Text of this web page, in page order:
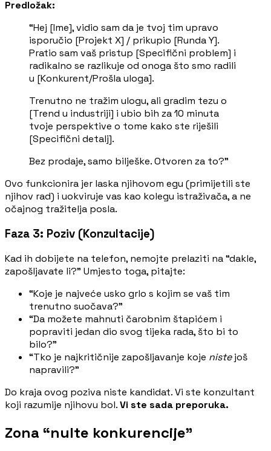
Predložak:
“Hej [Ime], vidio sam da je tvoj tim upravo
isporučio [Projekt X] / prikupio [Runda Y].
Pratio sam vaš pristup [Specifični problem] i
radikalno se razlikuje od onoga što smo radili
u [Konkurent/Prošla uloga].
Trenutno ne tražim ulogu, ali gradim tezu o
[Trend u industriji] i ubio bih za 10 minuta
tvoje perspektive o tome kako ste riješili
[Specifični detalj].
Bez prodaje, samo bilješke. Otvoren za to?”
Ovo funkcionira jer laska njihovom egu (primijetili ste
njihov rad) i uokviruje vas kao kolegu istraživača, a ne
očajnog tražitelja posla.
Faza 3: Poziv (Konzultacije)
Kad ih dobijete na telefon, nemojte prelaziti na “dakle,
zapošljavate li?” Umjesto toga, pitajte:
“Koje je najveće usko grlo s kojim se vaš tim
trenutno suočava?”
“Da možete mahnuti čarobnim štapićem i
popraviti jedan dio svog tijeka rada, što bi to
bilo?”
“Tko je najkritičnije zapošljavanje koje nistejoš
napravili?”
Do kraja ovog poziva niste kandidat. Vi ste konzultant
koji razumije njihovu bol.Vi ste sada preporuka.
Zona “nulte konkurencije”